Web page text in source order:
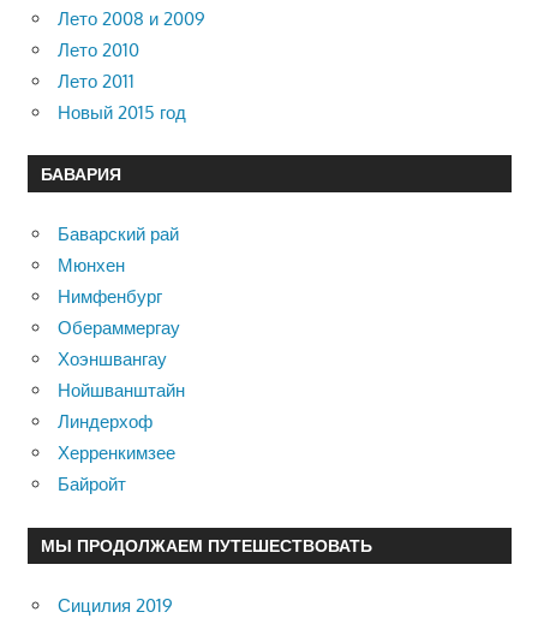
Лето 2008 и 2009
Лето 2010
Лето 2011
Новый 2015 год
БАВАРИЯ
Баварский рай
Мюнхен
Нимфенбург
Обераммергау
Хоэншвангау
Нойшванштайн
Линдерхоф
Херренкимзее
Байройт
МЫ ПРОДОЛЖАЕМ ПУТЕШЕСТВОВАТЬ
Сицилия 2019